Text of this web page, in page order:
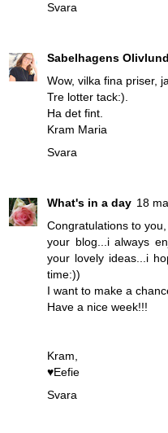
Svara
Sabelhagens Olivlund
Wow, vilka fina priser,
Tre lotter tack:).
Ha det fint.
Kram Maria
Svara
What's in a day 18
Congratulations to
your blog...i always
your lovely ideas...i
time:))
I want to make a
Have a nice week!!!
Kram,
♥Eefie
Svara